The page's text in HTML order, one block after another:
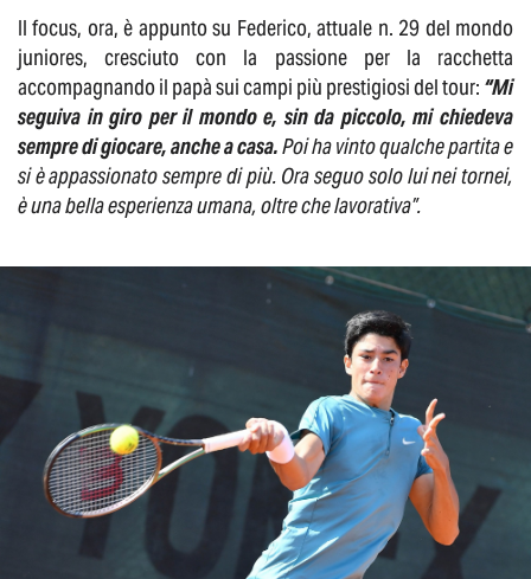
Il focus, ora, è appunto su Federico, attuale n. 29 del mondo
juniores, cresciuto con la passione per la racchetta
accompagnando il papà sui campi più prestigiosi del tour: “Mi
seguiva in giro per il mondo e, sin da piccolo, mi chiedeva
sempre di giocare, anche a casa.Poi ha vinto qualche partita e
si è appassionato sempre di più. Ora seguo solo lui nei tornei,
è una bella esperienza umana, oltre che lavorativa”.